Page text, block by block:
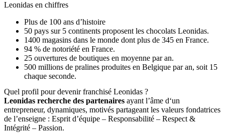
Leonidas en chiffres
Plus de 100 ans d’histoire
50 pays sur 5 continents proposent les chocolats Leonidas.
1400 magasins dans le monde dont plus de 345 en France.
94 % de notoriété en France.
25 ouvertures de boutiques en moyenne par an.
500 millions de pralines produites en Belgique par an, soit 15
chaque seconde.
Quel profil pour devenir franchisé Leonidas ?
Leonidas recherche des partenaires ayant l’âme d‘un
entrepreneur, dynamiques, motivés partageant les valeurs fondatrices
de l’enseigne : Esprit d’équipe – Responsabilité – Respect &
Intégrité – Passion.